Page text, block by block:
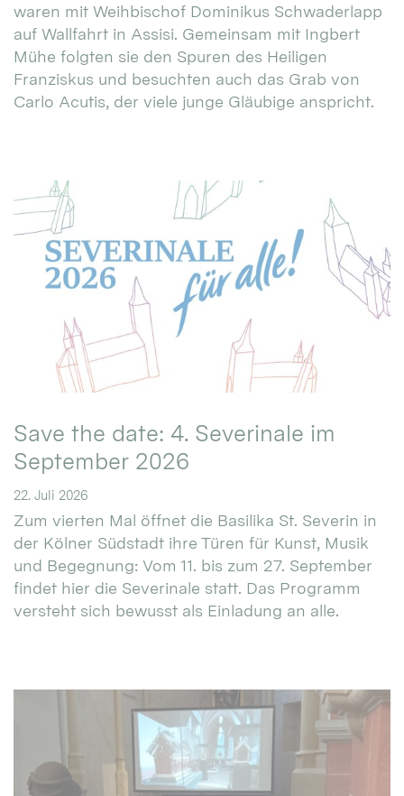
waren mit Weihbischof Dominikus Schwaderlapp
auf Wallfahrt in Assisi. Gemeinsam mit Ingbert
Mühe folgten sie den Spuren des Heiligen
Franziskus und besuchten auch das Grab von
Carlo Acutis, der viele junge Gläubige anspricht.
Save the date: 4. Severinale im
September 2026
22. Juli 2026
Zum vierten Mal öffnet die Basilika St. Severin in
der Kölner Südstadt ihre Türen für Kunst, Musik
und Begegnung: Vom 11. bis zum 27. September
findet hier die Severinale statt. Das Programm
versteht sich bewusst als Einladung an alle.